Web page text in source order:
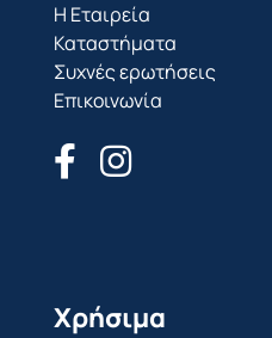
Η Εταιρεία
Καταστήματα
Συχνές ερωτήσεις
Επικοινωνία
Χρήσιμα